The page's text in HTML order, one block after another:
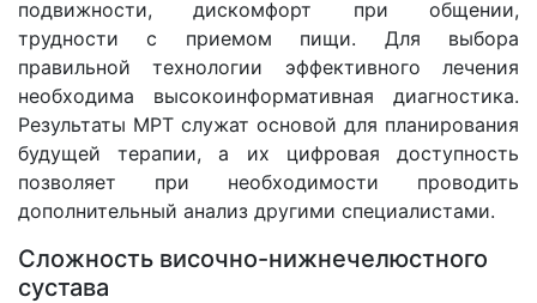
подвижности, дискомфорт при общении,
трудности с приемом пищи. Для выбора
правильной технологии эффективного лечения
необходима высокоинформативная диагностика.
Результаты МРТ служат основой для планирования
будущей терапии, а их цифровая доступность
позволяет при необходимости проводить
дополнительный анализ другими специалистами.
Сложность височно-нижнечелюстного
сустава